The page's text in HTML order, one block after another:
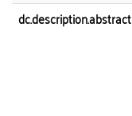
dc.description.abstract